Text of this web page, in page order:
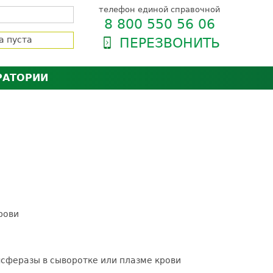
пуста
телефон единой справочной
8 800 550 56 06
ПЕРЕЗВОНИТЬ
в сыворотке или плазме крови